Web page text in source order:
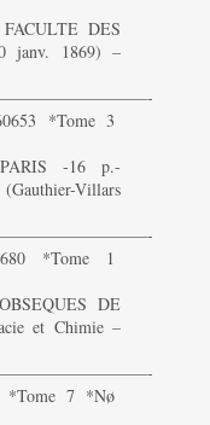
DES
janv. 1869) –
*Tome 3
-16 p.-
Villars
*Tome 1
DE
et Chimie –
*Tome 7 *Nø